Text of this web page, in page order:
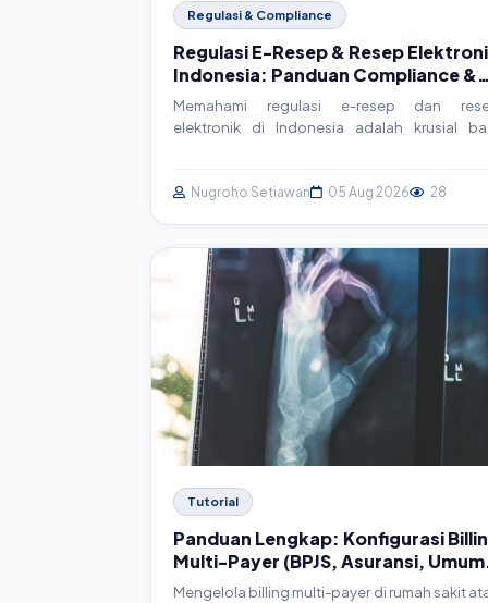
Regulasi & Compliance
Regulasi E-Resep & Resep
Indonesia: Panduan Compliance &
Implementasi Teknis
Memahami regulasi e-resep dan
elektronik di Indonesia adalah krusial
strategi compliance praktis untuk
Nugroho Setiawan 05 Aug 2026 28
Tutorial
Panduan Lengkap: Konfigurasi
Multi-Payer (BPJS, Asuransi,
di SIMRS
Mengelola billing multi-payer di rumah sakit